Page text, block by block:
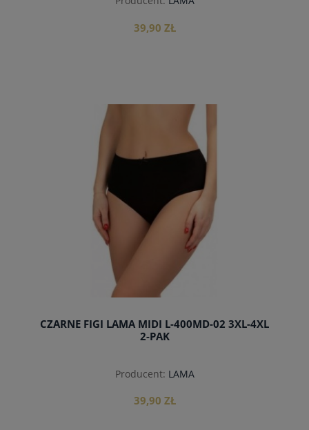
39,90 ZŁ
CZARNE FIGI LAMA MIDI L-400MD-02 3XL-4XL
2-PAK
Producent: LAMA
39,90 ZŁ